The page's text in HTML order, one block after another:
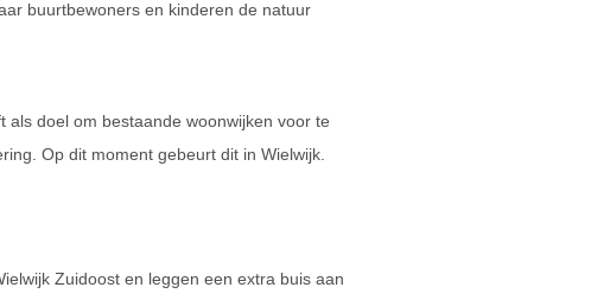
buurtbewoners en kinderen de natuur
als doel om bestaande woonwijken voor te
Op dit moment gebeurt dit in Wielwijk.
Zuidoost en leggen een extra buis aan